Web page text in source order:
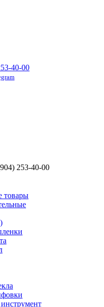
40-00
253-40-00
товары